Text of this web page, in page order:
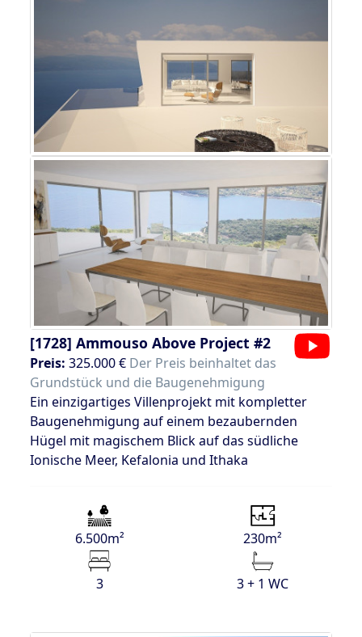
[1728] Ammouso Above Project #2
Preis: 325.000 € Der Preis beinhaltet das
Grundstück und die Baugenehmigung
Ein einzigartiges Villenprojekt mit kompletter
Baugenehmigung auf einem bezaubernden
Hügel mit magischem Blick auf das südliche
Ionische Meer, Kefalonia und Ithaka
6.500m² 230m²
3 3 + 1 WC